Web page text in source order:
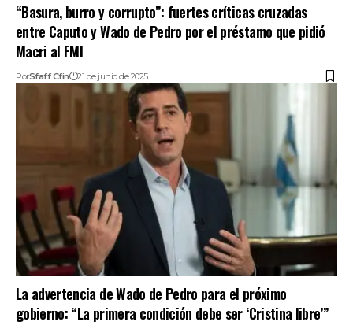
“Basura, burro y corrupto”: fuertes críticas cruzadas
entre Caputo y Wado de Pedro por el préstamo que pidió
Macri al FMI
PorSfaff Cfin 21 de junio de 2025
La advertencia de Wado de Pedro para el próximo
gobierno: “La primera condición debe ser ‘Cristina libre’”